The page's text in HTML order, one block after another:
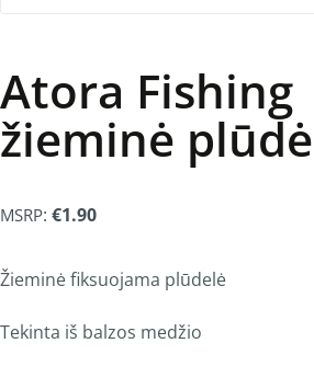
Atora Fishing
žieminė
MSRP: €1.90
Žieminė fiksuojama plūdelė
Tekinta iš balzos medžio